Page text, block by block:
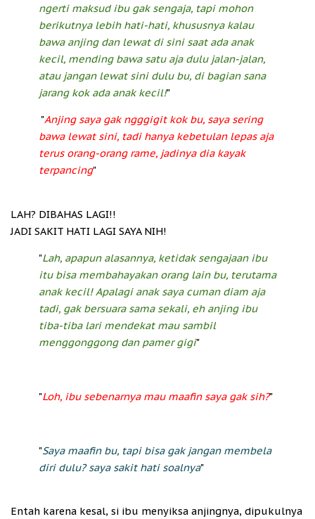
ngerti maksud ibu gak sengaja, tapi mohon
berikutnya lebih hati-hati, khususnya kalau
bawa anjing dan lewat di sini saat ada anak
kecil, mending bawa satu aja dulu jalan-jalan,
atau jangan lewat sini dulu bu, di bagian sana
jarang kok ada anak kecil!"
"Anjing saya gak ngggigit kok bu, saya sering
bawa lewat sini, tadi hanya kebetulan lepas aja
terus orang-orang rame, jadinya dia kayak
terpancing"
LAH? DIBAHAS LAGI!!
JADI SAKIT HATI LAGI SAYA NIH!
"Lah, apapun alasannya, ketidak sengajaan ibu
itu bisa membahayakan orang lain bu, terutama
anak kecil! Apalagi anak saya cuman diam aja
tadi, gak bersuara sama sekali, eh anjing ibu
tiba-tiba lari mendekat mau sambil
menggonggong dan pamer gigi"
"Loh, ibu sebenarnya mau maafin saya gak sih?"
"Saya maafin bu, tapi bisa gak jangan membela
diri dulu? saya sakit hati soalnya"
Entah karena kesal, si ibu menyiksa anjingnya, dipukulnya